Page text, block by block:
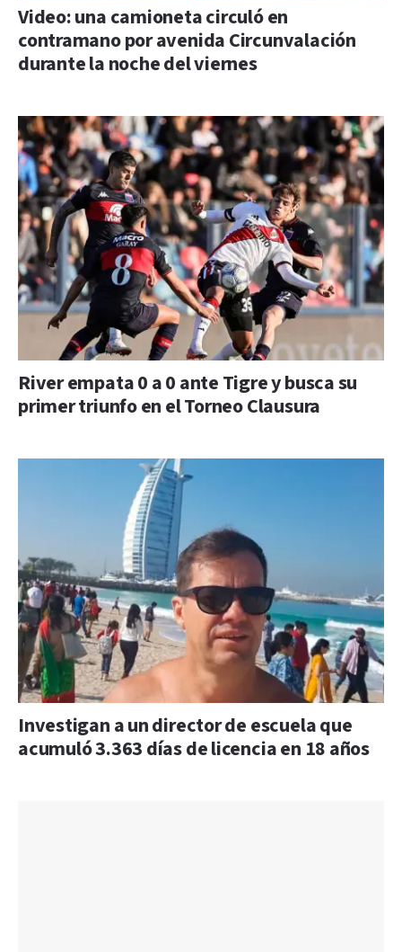
Video: una camioneta circuló en
contramano por avenida Circunvalación
durante la noche del viernes
River empata 0 a 0 ante Tigre y busca su
primer triunfo en el Torneo Clausura
Investigan a un director de escuela que
acumuló 3.363 días de licencia en 18 años